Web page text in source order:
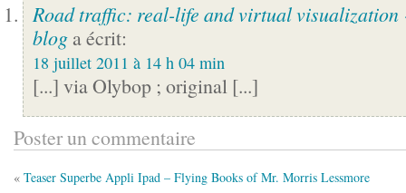
Road traffic: real-life and virtual visualization
blog a écrit:
18 juillet 2011 à 14 h 04 min
[...] via Olybop ; original [...]
Poster un commentaire
« Teaser Superbe Appli Ipad – Flying Books of Mr. Morris Lessmore